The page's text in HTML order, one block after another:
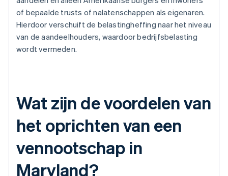
of bepaalde trusts of nalatenschappen als eigenaren.
Hierdoor verschuift de belastingheffing naar het niveau
van de aandeelhouders, waardoor bedrijfsbelasting
wordt vermeden.
Wat zijn de voordelen van
het oprichten van een
vennootschap in
Maryland?